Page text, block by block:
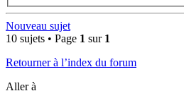
Nouveau sujet
10 sujets • Page 1 sur 1
Retourner à l’index du forum
Aller à